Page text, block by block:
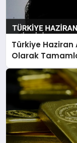
Türkiye Haziran
Olarak